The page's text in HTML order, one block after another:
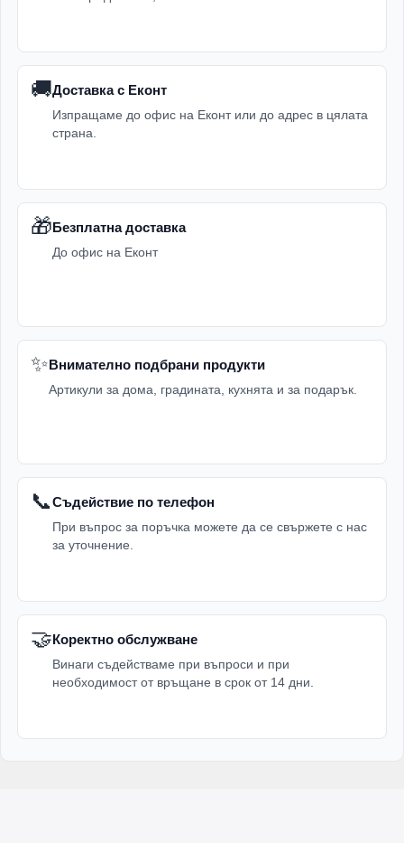
🚚Доставка с Еконт
Изпращаме до офис на Еконт или до адрес в цялата
страна.
🎁Безплатна доставка
До офис на Еконт
✨Внимателно подбрани продукти
Артикули за дома, градината, кухнята и за подарък.
📞Съдействие по телефон
При въпрос за поръчка можете да се свържете с нас
за уточнение.
🤝Коректно обслужване
Винаги съдействаме при въпроси и при
необходимост от връщане в срок от 14 дни.